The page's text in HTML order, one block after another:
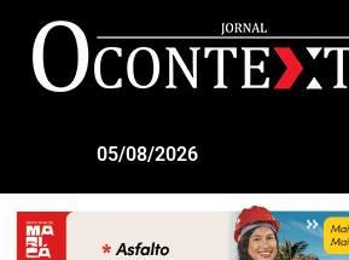
05/08/2026